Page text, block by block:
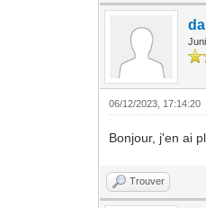
06/12/2023, 17:14:20
Bonjour, j'en ai
Trouver